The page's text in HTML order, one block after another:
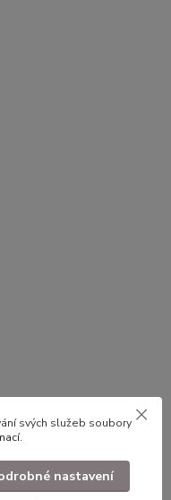
svých služeb soubory
.
nastavení